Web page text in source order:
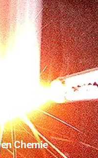
Chemie